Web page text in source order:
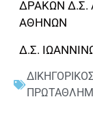
ΔΡΑΚΩΝ Δ.Σ.
ΑΘΗΝΩΝ
Δ.Σ.